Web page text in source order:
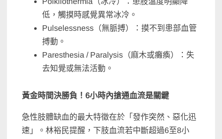
低，觸摸時感覺異常冰冷。
Pulselessness（無脈搏）：摸不到患部血管
搏動。
Paresthesia / Paralysis（麻木或癱瘓）：失
去知覺或無法活動。
黃金時間決勝負！6小時內搶通血流是關鍵
急性肢體缺血的最大特徵在於「發作突然、惡化迅
速」。林裕民提醒，下肢血流若中斷超過6至8小